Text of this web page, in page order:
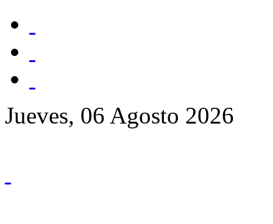
Jueves, 06 Agosto 2026